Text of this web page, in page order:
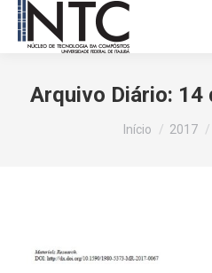
Arquivo Diário: 14
Você está
Início 2017